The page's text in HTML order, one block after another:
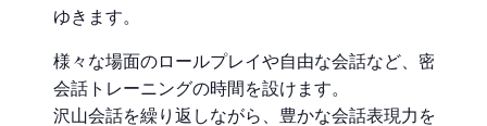
ゆきます。
様々な場面のロールプレイや自由な会話など、密度濃く
会話トレーニングの時間を設けます。
沢山会話を繰り返しながら、豊かな会話表現力を目指し